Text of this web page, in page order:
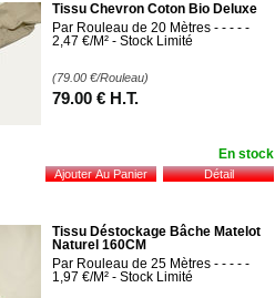
Tissu Chevron Coton Bio Deluxe
Par Rouleau de 20 Mètres - - - - -
2,47 €/M² - Stock Limité
(79.00 €/Rouleau)
79.00 € H.T.
En stock
Tissu Déstockage Bâche Matelot
Naturel 160CM
Par Rouleau de 25 Mètres - - - - -
1,97 €/M² - Stock Limité